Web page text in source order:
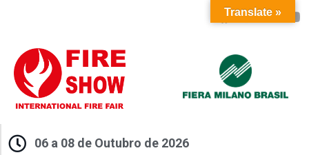
06 a 08 de Outubro de 2026
Translate »